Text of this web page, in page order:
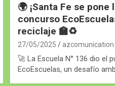
🌍 ¡Santa Fe se
concurso
reciclaje 🏫♻️
27/05/2025 azcomunication
🚀 La Escuela N° 136 dio el
EcoEscuelas, un desafío